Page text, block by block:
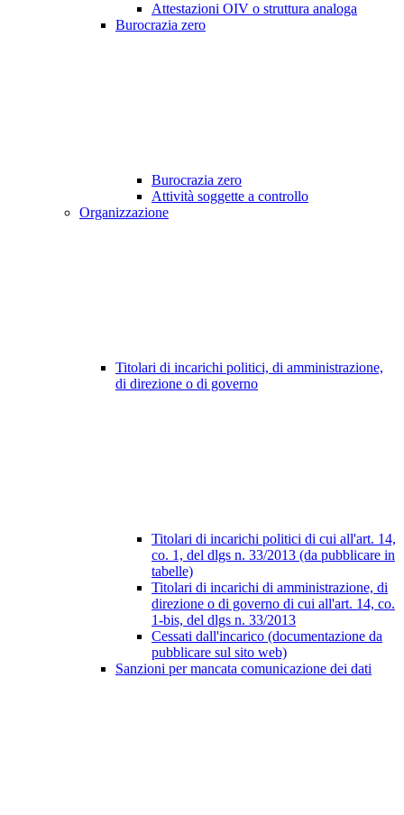
Attestazioni OIV o struttura analoga
Burocrazia zero
Burocrazia zero
Attività soggette a controllo
Organizzazione
Titolari di incarichi politici, di amministrazione,
di direzione o di governo
Titolari di incarichi politici di cui all'art. 14,
co. 1, del dlgs n. 33/2013 (da pubblicare in
tabelle)
Titolari di incarichi di amministrazione, di
direzione o di governo di cui all'art. 14, co.
1-bis, del dlgs n. 33/2013
Cessati dall'incarico (documentazione da
pubblicare sul sito web)
Sanzioni per mancata comunicazione dei dati